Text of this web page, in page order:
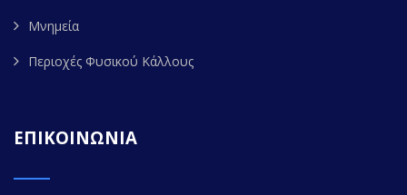
Μνημεία
Περιοχές Φυσικού Κάλλους
ΕΠΙΚΟΙΝΩΝΙΑ